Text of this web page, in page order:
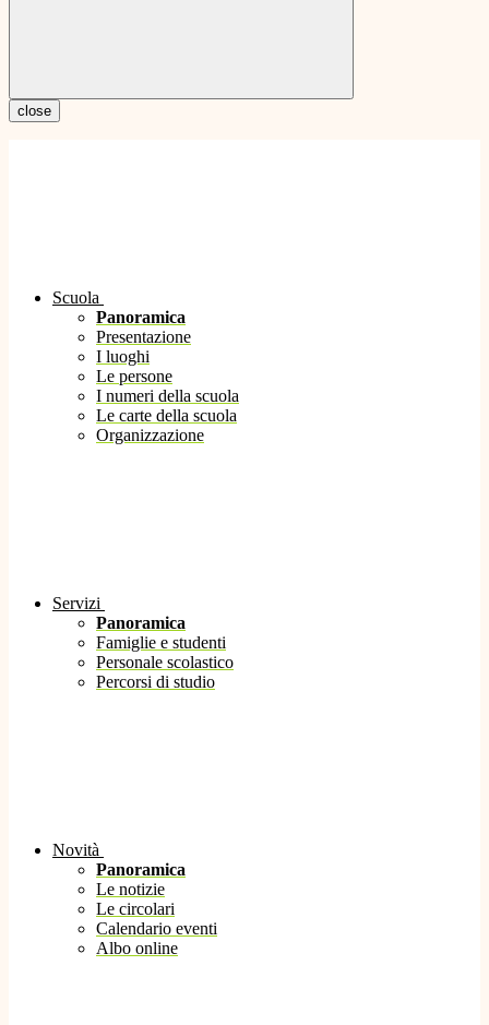
close
Scuola
Panoramica
Presentazione
I luoghi
Le persone
I numeri della scuola
Le carte della scuola
Organizzazione
Servizi
Panoramica
Famiglie e studenti
Personale scolastico
Percorsi di studio
Novità
Panoramica
Le notizie
Le circolari
Calendario eventi
Albo online